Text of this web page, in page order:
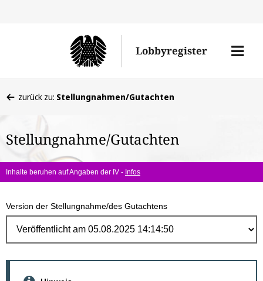
Lobbyregister
Menü
befinden
hier:
zurück zu: Stellungnahmen/Gutachten
Stellungnahme/Gutachten
Inhalte beruhen auf Angaben der IV - Infos
Version der Stellungnahme/des Gutachtens